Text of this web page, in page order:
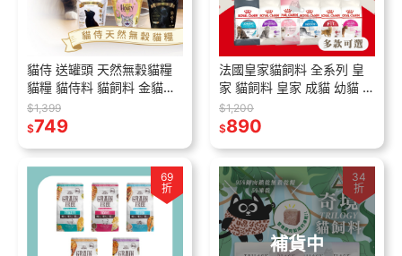
貓侍 送罐頭 天然無穀貓糧
貓糧 貓侍料 貓飼料 金貓侍
羊肉 鴨肉 挑嘴貓 全齡貓 台
灣製 藍貓
$1,399
$749
法國皇家貓飼料 全系列 皇
家 貓飼料 皇家 成貓 幼貓 離
乳貓 母貓 UC33 IN27 K36
F32 S33 E33
$1,200
$890
69
折
補貨中
34
折